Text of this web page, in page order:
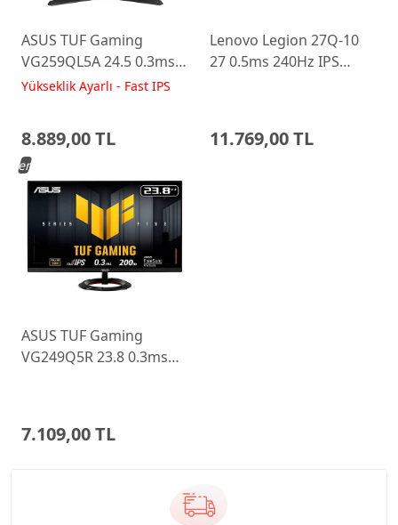
ASUS TUF Gaming
VG259QL5A 24.5 0.3ms
200Hz Fast IPS Yükseklik
Yükseklik Ayarlı - Fast IPS
8.889,00 TL
Lenovo Legion 27Q-10
27 0.5ms 240Hz IPS
11.769,00 TL
ASUS TUF Gaming
VG249Q5R 23.8 0.3ms
7.109,00 TL
Yeni